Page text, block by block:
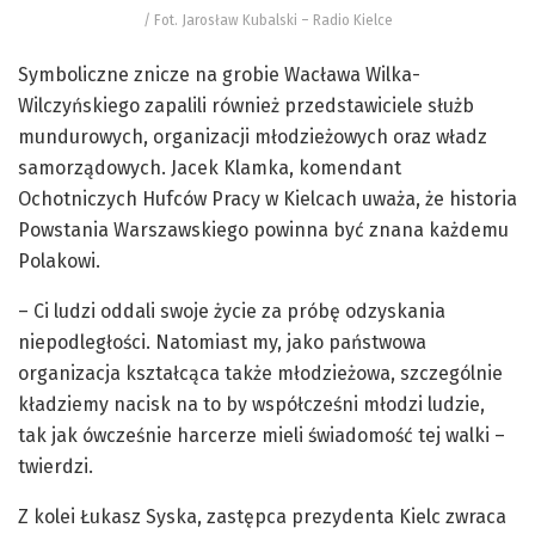
/ Fot. Jarosław Kubalski – Radio Kielce
Symboliczne znicze na grobie Wacława Wilka-
Wilczyńskiego zapalili również przedstawiciele służb
mundurowych, organizacji młodzieżowych oraz władz
samorządowych. Jacek Klamka, komendant
Ochotniczych Hufców Pracy w Kielcach uważa, że historia
Powstania Warszawskiego powinna być znana każdemu
Polakowi.
– Ci ludzi oddali swoje życie za próbę odzyskania
niepodległości. Natomiast my, jako państwowa
organizacja kształcąca także młodzieżowa, szczególnie
kładziemy nacisk na to by współcześni młodzi ludzie,
tak jak ówcześnie harcerze mieli świadomość tej walki –
twierdzi.
Z kolei Łukasz Syska, zastępca prezydenta Kielc zwraca